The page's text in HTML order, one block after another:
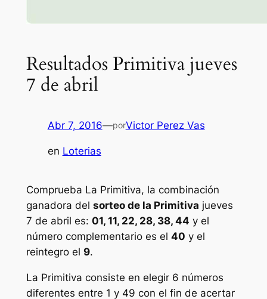
Resultados Primitiva jueves
7 de abril
Abr 7, 2016—porVictor Perez Vas
en Loterias
Comprueba La Primitiva, la combinación
ganadora del sorteo de la Primitiva jueves
7 de abril es: 01, 11, 22, 28, 38, 44 y el
número complementario es el 40 y el
reintegro el 9.
La Primitiva consiste en elegir 6 números
diferentes entre 1 y 49 con el fin de acertar